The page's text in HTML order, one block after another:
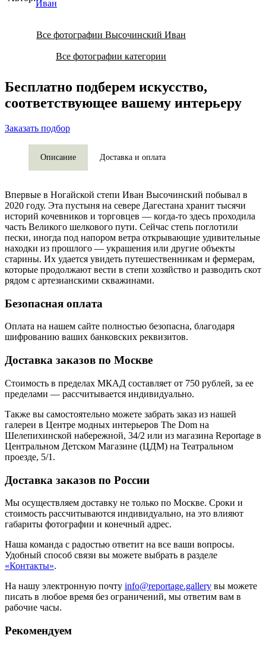
Иван
Все фотографии Высочинский Иван
Все фотографии категории
Бесплатно подберем искусство,
соответствующее вашему интерьеру
Заказать подбор
Описание Доставка и оплата
Впервые в Ногайской степи Иван Высочинский побывал в
2020 году. Эта пустыня на севере Дагестана хранит тысячи
историй кочевников и торговцев — когда-то здесь проходила
часть Великого шелкового пути. Сейчас степь поглотили
пески, иногда под напором ветра открывающие удивительные
находки из прошлого — украшения или другие объекты
старины. Их удается увидеть путешественникам и фермерам,
которые продолжают вести в степи хозяйство и разводить скот
рядом с артезианскими скважинами.
Безопасная оплата
Оплата на нашем сайте полностью безопасна, благодаря
шифрованию ваших банковских реквизитов.
Доставка заказов по Москве
Стоимость в пределах МКАД составляет от 750 рублей, за ее
пределами — рассчитывается индивидуально.
Также вы самостоятельно можете забрать заказ из нашей
галереи в Центре модных интерьеров The Dom на
Шелепихинской набережной, 34/2 или из магазина Reportage в
Центральном Детском Магазине (ЦДМ) на Театральном
проезде, 5/1.
Доставка заказов по России
Мы осуществляем доставку не только по Москве. Сроки и
стоимость рассчитываются индивидуально, на это влияют
габариты фотографии и конечный адрес.
Наша команда с радостью ответит на все ваши вопросы.
Удобный способ связи вы можете выбрать в разделе
«Контакты».
На нашу электронную почту info@reportage.gallery вы можете
писать в любое время без ограничений, мы ответим вам в
рабочие часы.
Рекомендуем